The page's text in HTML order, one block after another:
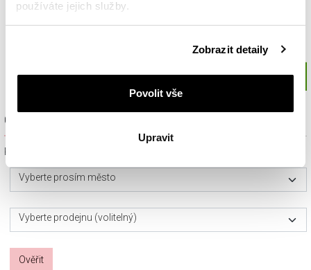
používáte jejich služby.
Zásadách ochrany osobních údajů
Zobrazit detaily
Povolit vše
Upravit
Ověřit dostupnost a rezervovat na prodejně
Prosím, vyberte ze seznamu město nebo konkrétní prodejnu
Vyberte prosím město
Vyberte prodejnu (volitelný)
Ověřit